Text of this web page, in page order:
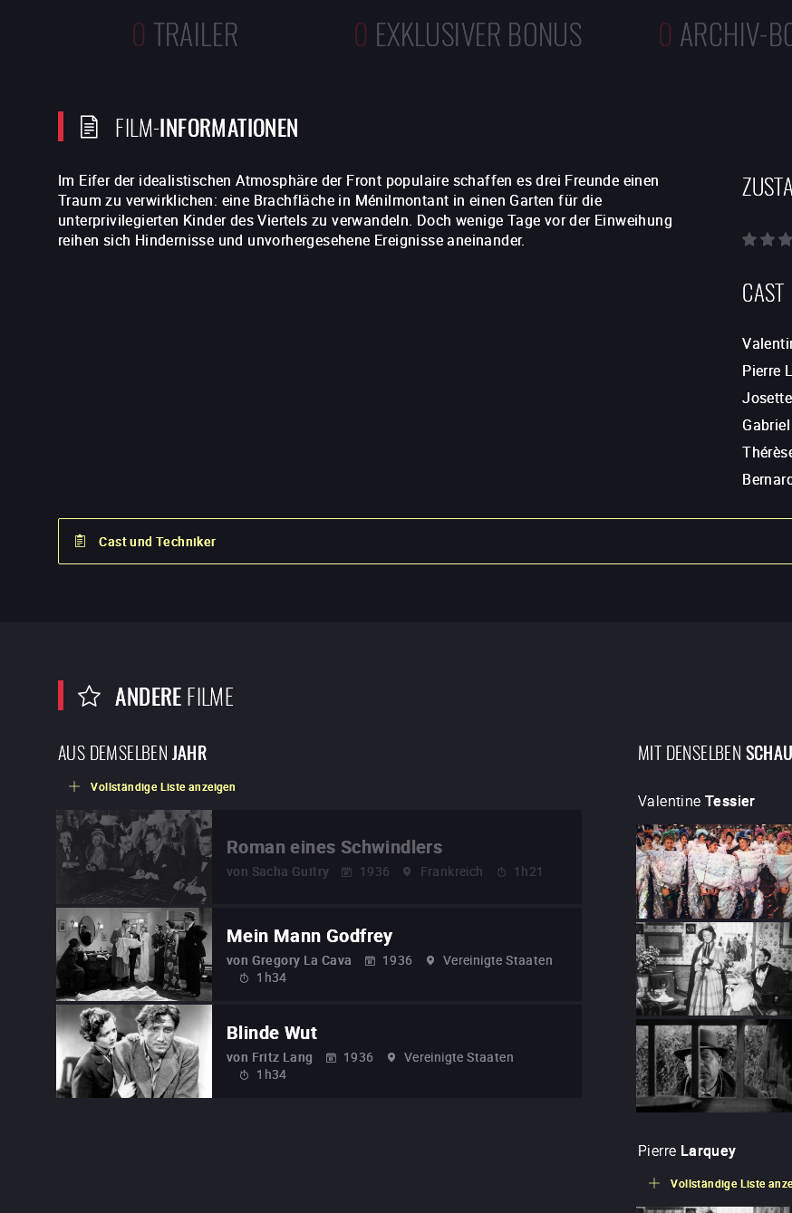
0 TRAILER 0 EXKLUSIVER BONUS 0 ARCHIV-
FILM-INFORMATIONEN
Im Eifer der idealistischen Atmosphäre der Front populaire schaffen es drei Freunde einen
Traum zu verwirklichen: eine Brachfläche in Ménilmontant in einen Garten für die
unterprivilegierten Kinder des Viertels zu verwandeln. Doch wenige Tage vor der Einweihung
reihen sich Hindernisse und unvorhergesehene Ereignisse aneinander.
CAST
Pierre
Cast und Techniker
ANDEREFILME
AUS DEMSELBENJAHR
Vollständige Liste anzeigen
Roman eines Schwindlers
von Sacha Guitry 1936 Frankreich 1h21
Mein Mann Godfrey
von Gregory La Cava 1936
Vereinigte Staaten
1h34
Blinde Wut
von Fritz Lang 1936
Vereinigte Staaten
1h34
MIT DENSELBEN
Valentine Tessier
Pierre Larquey
Vollständige Liste